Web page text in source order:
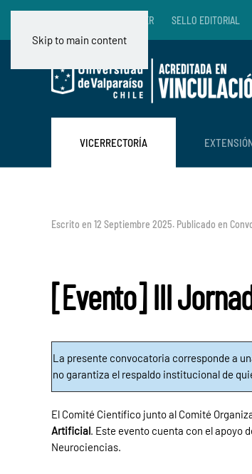
Skip to main content
RADIO VALENTÍN LETELIER SELLO EDITORIAL
VICERRECTORÍA
Escrito en 12 Septiembre 2025. Publicado en
[Evento] III
La presente convocatoria corresponde a
no garantiza el respaldo institucional de
El Comité Científico junto al Comité
Artificial. Este evento cuenta con el apoyo
Neurociencias.